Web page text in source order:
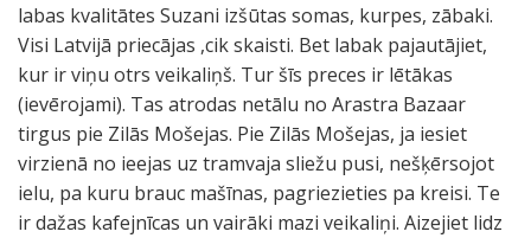
labas kvalitātes Suzani izšūtas somas, kurpes, zābaki.
Visi Latvijā priecājas ,cik skaisti. Bet labak pajautājiet,
kur ir viņu otrs veikaliņš. Tur šīs preces ir lētākas
(ievērojami). Tas atrodas netālu no Arastra Bazaar
tirgus pie Zilās Mošejas. Pie Zilās Mošejas, ja iesiet
virzienā no ieejas uz tramvaja sliežu pusi, nešķērsojot
ielu, pa kuru brauc mašīnas, pagriezieties pa kreisi. Te
ir dažas kafejnīcas un vairāki mazi veikaliņi. Aizejiet lidz